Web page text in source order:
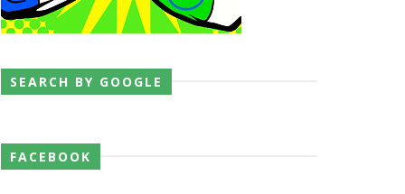
Match
SEARCH BY GOOGLE
FACEBOOK